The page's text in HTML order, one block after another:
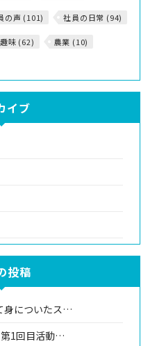
の声 (101) 社員の日常 (94)
趣味 (62) 農業 (10)
イブ
投稿
身についたス…
1回目活動…